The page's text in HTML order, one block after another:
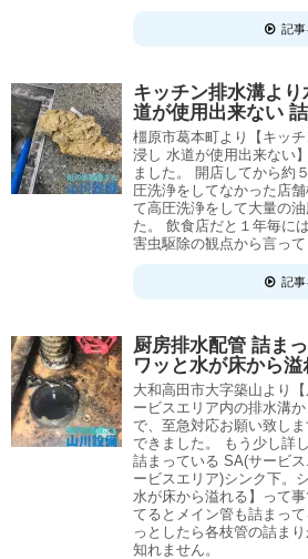
記事
キッチン排水溝よ
道が使用出来ない
橿原市葛本町より【キッ
浸し 水道が使用出来ない
ました。 開店してから約
圧洗浄をしてなかった店
て高圧洗浄をして大量の
た。 飲食店だと１年毎に
害虫駆除の観点から言って
記事
厨房排水配管 詰ま
ワッと水が床から溢
大和高田市大字築山より
ービスエリア内の排水溝
で、至急対応お願い致し
できました。 もう少し詳
詰まっている SA(サービ
ービスエリア)シンク下。
水が床から溢れる】って
てるとメイン管も詰まっ
っとしたら各枝管の詰ま
知れません。